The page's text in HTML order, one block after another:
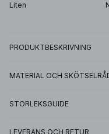
Liten
PRODUKTBESKRIVNING
MATERIAL OCH
STORLEKSGUIDE
LEVERANS OCH RETUR